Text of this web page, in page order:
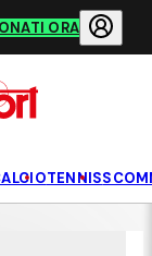
ORA
TENNIS